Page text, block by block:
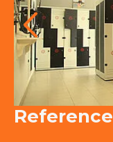
Reference